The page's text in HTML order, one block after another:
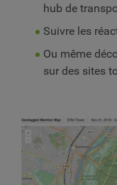
hub de
Suivre les
Ou même
sur des sites